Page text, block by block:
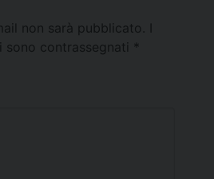
non sarà pubblicato.
contrassegnati *